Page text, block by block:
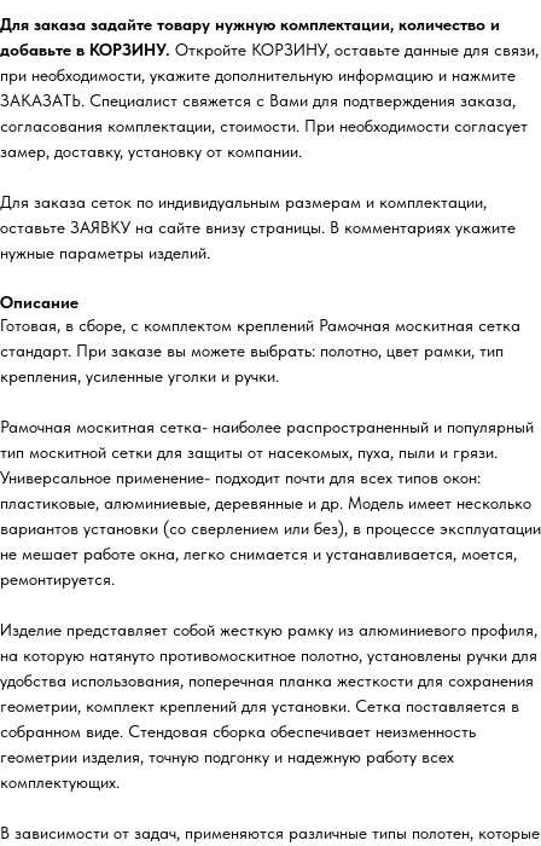
Для заказа задайте товару нужную комплектации, количество и
добавьте в КОРЗИНУ. Откройте КОРЗИНУ, оставьте данные для связи,
при необходимости, укажите дополнительную информацию и нажмите
ЗАКАЗАТЬ. Специалист свяжется с Вами для подтверждения заказа,
согласования комплектации, стоимости. При необходимости согласует
замер, доставку, установку от компании.
Для заказа сеток по индивидуальным размерам и комплектации,
оставьте ЗАЯВКУ на сайте внизу страницы. В комментариях укажите
нужные параметры изделий.
Описание
Готовая, в сборе, с комплектом креплений Рамочная москитная сетка
стандарт. При заказе вы можете выбрать: полотно, цвет рамки, тип
крепления, усиленные уголки и ручки.
Рамочная москитная сетка- наиболее распространенный и популярный
тип москитной сетки для защиты от насекомых, пуха, пыли и грязи.
Универсальное применение- подходит почти для всех типов окон:
пластиковые, алюминиевые, деревянные и др. Модель имеет несколько
вариантов установки (со сверлением или без), в процессе эксплуатации
не мешает работе окна, легко снимается и устанавливается, моется,
ремонтируется.
Изделие представляет собой жесткую рамку из алюминиевого профиля,
на которую натянуто противомоскитное полотно, установлены ручки для
удобства использования, поперечная планка жесткости для сохранения
геометрии, комплект креплений для установки. Сетка поставляется в
собранном виде. Стендовая сборка обеспечивает неизменность
геометрии изделия, точную подгонку и надежную работу всех
комплектующих.
В зависимости от задач, применяются различные типы полотен, которые